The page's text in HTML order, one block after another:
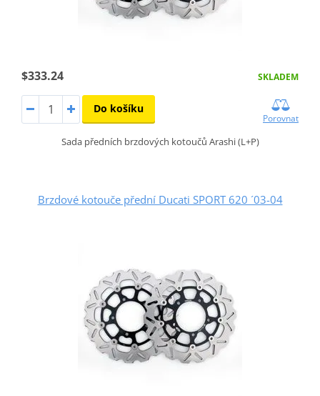
$333.24 SKLADEM
Do košíku
Porovnat
Sada předních brzdových kotoučů Arashi (L+P)
Brzdové kotouče přední Ducati SPORT 620 ´03-04